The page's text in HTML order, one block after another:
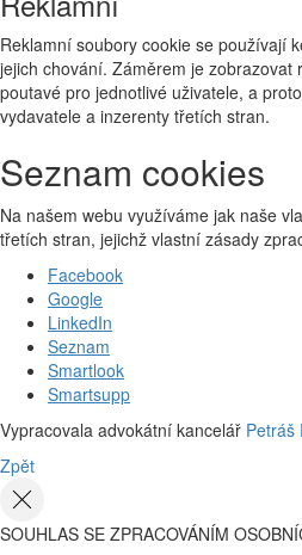
Reklamní soubory cookie se používají
jejich chování. Záměrem je zobrazovat
poutavé pro jednotlivé uživatele, a
vydavatele a inzerenty třetích stran.
Seznam cookies
Na našem webu využíváme jak naše
třetích stran, jejichž vlastní zásady
Facebook
Google
LinkedIn
Seznam
Smartlook
Smartsupp
Vypracovala advokátní kancelář Petráš
Zpět
SOUHLAS SE ZPRACOVÁNÍM